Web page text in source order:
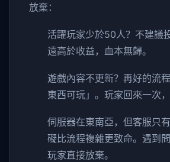
放棄：
活躍玩家少於50人？不建議
遠高於收益，血本無歸。
遊戲內容不更新？再好的流
東西可玩」。玩家回來一次，
伺服器在東南亞，但客服只
礙比流程複雜更致命。遇到問
玩家直接放棄。